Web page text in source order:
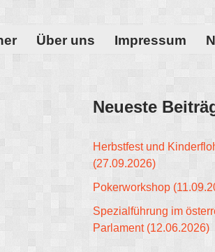
Über uns Impressum
Neueste
Herbstfest und
(27.09.2026)
Pokerworkshop
Spezialführung im
Parlament (12.06.2026)